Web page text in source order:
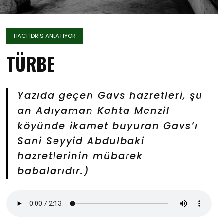
HACI İDRİS ANLATIYOR
TÜRBE
Yazıda geçen Gavs hazretleri, şu
an Adıyaman Kahta Menzil
köyünde ikamet buyuran Gavs’ı
Sani Seyyid Abdulbaki
hazretlerinin mübarek
babalarıdır.)